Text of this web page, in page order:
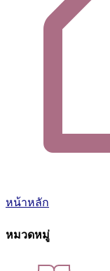
หน้าหลัก
หมวดหมู่